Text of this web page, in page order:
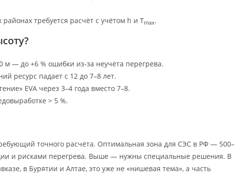
районах требуется расчёт с учётом h и Tmax.
м — до +6 % ошибки из-за неучёта перегрева.
ресурс падает с 12 до 7–8 лет.
EVA через 3–4 года вместо 7–8.
> 5 %.
точного расчёта. Оптимальная зона для СЭС в РФ — 500–
и рисками перегрева. Выше — нужны специальные решения. В
в Бурятии и Алтае, это уже не «нишевая тема», а часть